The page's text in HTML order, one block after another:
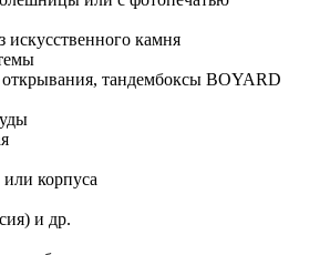
искусственного камня
тандембоксы BOYARD
корпуса
и др.